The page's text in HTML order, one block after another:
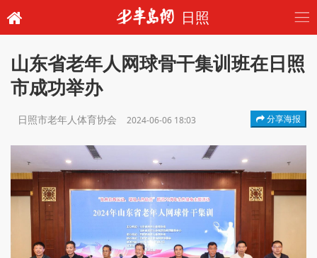
日照
山东省老年人网球骨干集训班在日照
市成功举办
日照市老年人体育协会 2024-06-06 18:03 分享海报